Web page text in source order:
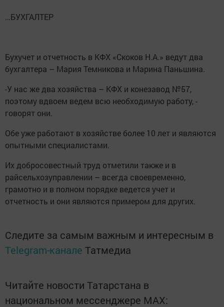
…БУХГАЛТЕР
Бухучет и отчетность в КФХ «Скоков Н.А.» ведут два
бухгалтера – Мария Темникова и Марина Паньшина.
-У нас же два хозяйства – КФХ и конезавод №57,
поэтому вдвоем ведем всю необходимую работу, -
говорят они.
Обе уже работают в хозяйстве более 10 лет и являются
опытными специалистами.
Их добросовестный труд отметили также и в
райсельхозуправлении – всегда своевременно,
грамотно и в полном порядке ведется учет и
отчетность и они являются примером для других.
Следите за самым важным и интересным в
Telegram-канале Татмедиа
Читайте новости Татарстана в
национальном мессенджере MАХ: